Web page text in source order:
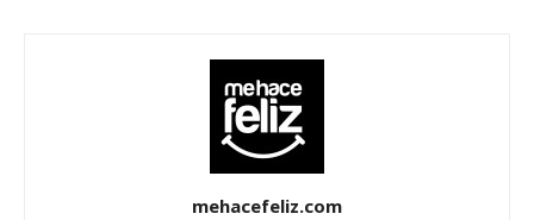
mehacefeliz.com